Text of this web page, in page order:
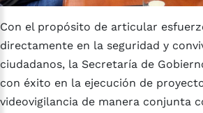
Con el propósito de articular
directamente en la seguridad y
ciudadanos, la Secretaría de
con éxito en la ejecución de
videovigilancia de manera conjunta